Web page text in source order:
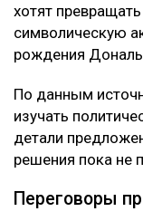
хотят
символическую
рождения
По данным
изучать
детали
решения пока не
Переговоры